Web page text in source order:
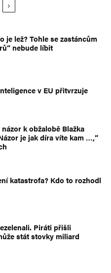
je lež? Tohle se zastáncům
nebude líbit
v EU přitvrzuje
k obžalobě Blažka
je jak díra víte kam …,“
katastrofa? Kdo to rozhodl
Piráti přišli
stát stovky miliard